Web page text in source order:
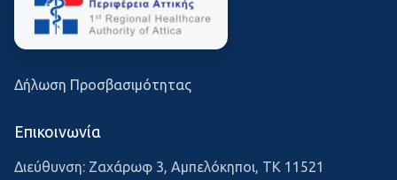
Δήλωση Προσβασιμότητας
Επικοινωνία
Διεύθυνση: Ζαχάρωφ 3, Αμπελόκηποι, ΤΚ 11521